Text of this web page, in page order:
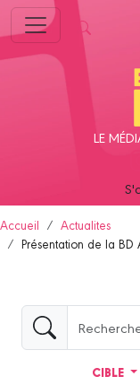
LE
Accueil
Actualites
Présentation de la
CIBLE
Panneau de gestion